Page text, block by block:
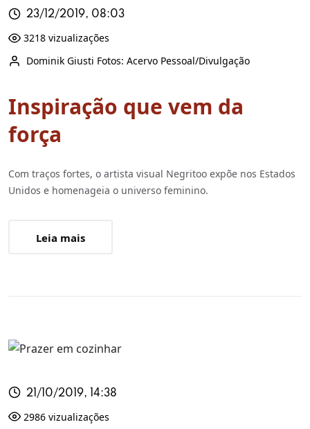
23/12/2019, 08:03
3218 vizualizações
Dominik Giusti Fotos: Acervo Pessoal/Divulgação
Inspiração que vem da
força
Com traços fortes, o artista visual Negritoo expõe nos Estados
Unidos e homenageia o universo feminino.
Leia mais
21/10/2019, 14:38
2986 vizualizações